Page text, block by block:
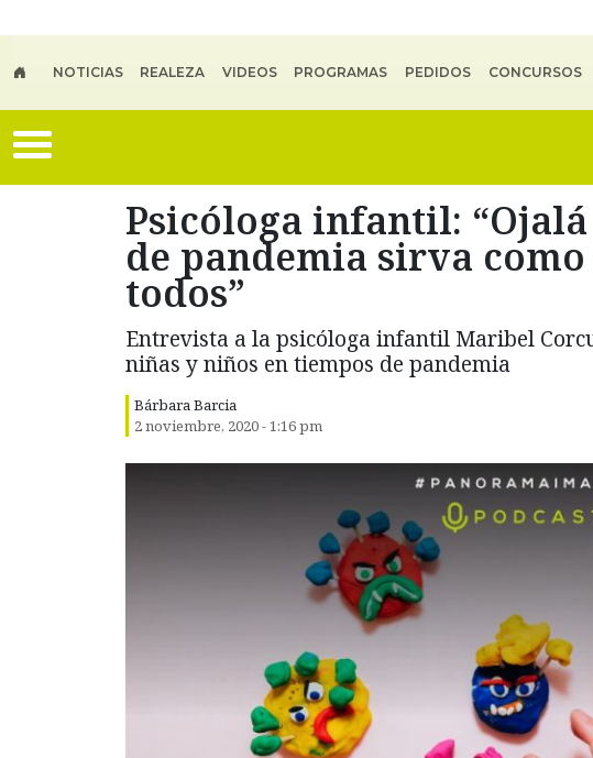
NOTICIAS REALEZA VIDEOS PROGRAMAS PEDIDOS CONCURSOS
Psicóloga infantil:
de pandemia sirva
todos”
Entrevista a la psicóloga infantil Maribel
niñas y niños en tiempos de pandemia
Bárbara Barcia
2 noviembre, 2020 - 1:16 pm